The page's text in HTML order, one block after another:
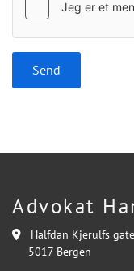
Advokat

Halfdan Kjerulfs
5017 Bergen